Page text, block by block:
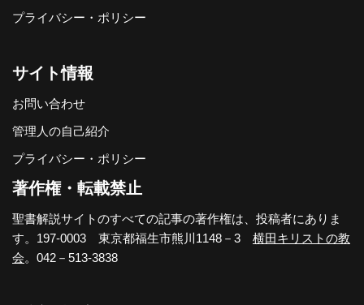
プライバシー・ポリシー
サイト情報
お問い合わせ
管理人の自己紹介
プライバシー・ポリシー
著作権・転載禁止
聖書解説サイトのすべての記事の著作権は、投稿者にありま
す。197-0003 東京都福生市熊川1148－3 横田キリストの教
会。042－513-3838